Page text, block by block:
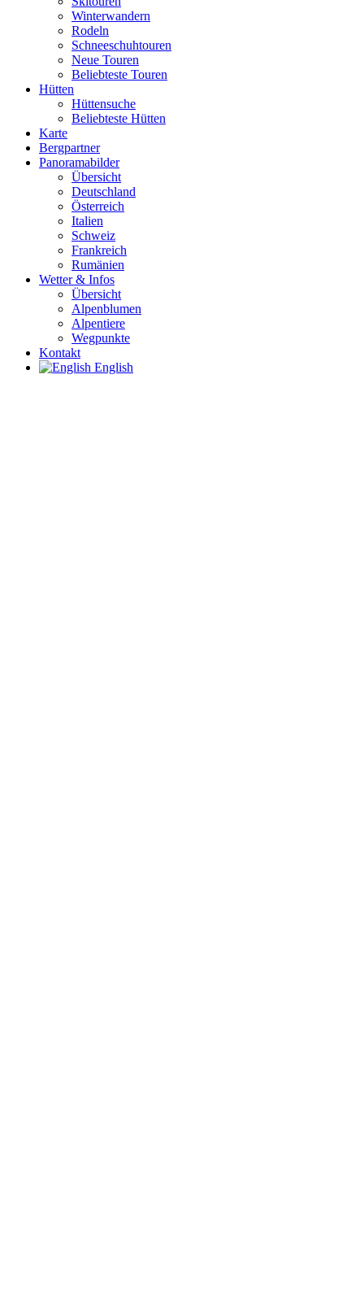
Winterwandern
Rodeln
Schneeschuhtouren
Neue Touren
Beliebteste Touren
Hütten
Hüttensuche
Beliebteste Hütten
Karte
Bergpartner
Panoramabilder
Übersicht
Deutschland
Österreich
Italien
Schweiz
Frankreich
Rumänien
Wetter & Infos
Übersicht
Alpenblumen
Alpentiere
Wegpunkte
Kontakt
English